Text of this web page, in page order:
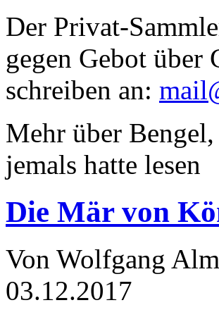
Der Privat-
gegen Gebot über
schreiben an:
Mehr über
jemals hatte lesen
Die Mär von
Von Wolfgang
03.12.2017